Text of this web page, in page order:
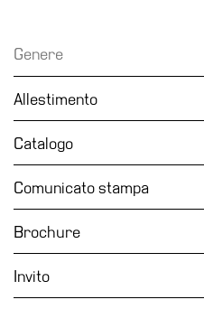
Digitale
EN
Educazione
News
Dipartimento
Genere
Allestimento
Catalogo
Comunicato stampa
Brochure
Invito